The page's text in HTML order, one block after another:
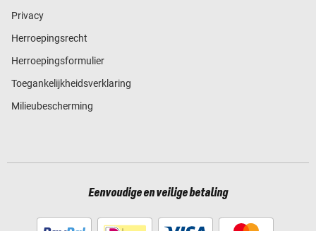
Privacy
Herroepingsrecht
Herroepingsformulier
Toegankelijkheidsverklaring
Milieubescherming
Eenvoudige en veilige betaling